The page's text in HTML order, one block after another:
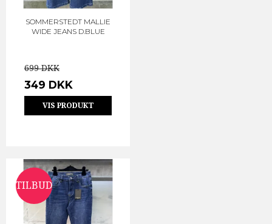
SOMMERSTEDT MALLIE
WIDE JEANS D.BLUE
699 DKK
349 DKK
VIS PRODUKT
TILBUD